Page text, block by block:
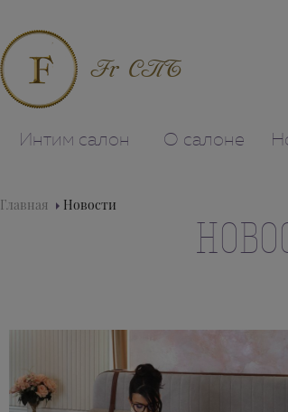
Fr СПБ
Интим салон О салоне
Главная Новости